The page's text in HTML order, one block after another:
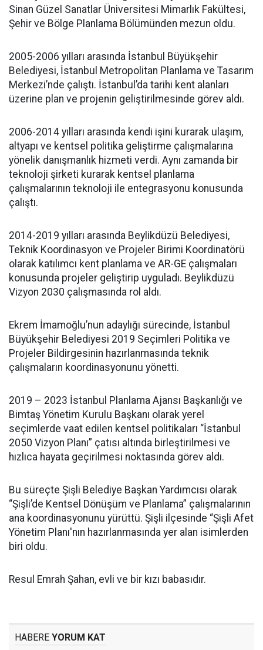
Sinan Güzel Sanatlar Üniversitesi Mimarlık Fakültesi,
Şehir ve Bölge Planlama Bölümünden mezun oldu.
2005-2006 yılları arasında İstanbul Büyükşehir
Belediyesi, İstanbul Metropolitan Planlama ve Tasarım
Merkezi’nde çalıştı. İstanbul’da tarihi kent alanları
üzerine plan ve projenin geliştirilmesinde görev aldı.
2006-2014 yılları arasında kendi işini kurarak ulaşım,
altyapı ve kentsel politika geliştirme çalışmalarına
yönelik danışmanlık hizmeti verdi. Aynı zamanda bir
teknoloji şirketi kurarak kentsel planlama
çalışmalarının teknoloji ile entegrasyonu konusunda
çalıştı.
2014-2019 yılları arasında Beylikdüzü Belediyesi,
Teknik Koordinasyon ve Projeler Birimi Koordinatörü
olarak katılımcı kent planlama ve AR-GE çalışmaları
konusunda projeler geliştirip uyguladı. Beylikdüzü
Vizyon 2030 çalışmasında rol aldı.
Ekrem İmamoğlu’nun adaylığı sürecinde, İstanbul
Büyükşehir Belediyesi 2019 Seçimleri Politika ve
Projeler Bildirgesinin hazırlanmasında teknik
çalışmaların koordinasyonunu yönetti.
2019 – 2023 İstanbul Planlama Ajansı Başkanlığı ve
Bimtaş Yönetim Kurulu Başkanı olarak yerel
seçimlerde vaat edilen kentsel politikaları “İstanbul
2050 Vizyon Planı” çatısı altında birleştirilmesi ve
hızlıca hayata geçirilmesi noktasında görev aldı.
Bu süreçte Şişli Belediye Başkan Yardımcısı olarak
“Şişli’de Kentsel Dönüşüm ve Planlama” çalışmalarının
ana koordinasyonunu yürüttü. Şişli ilçesinde “Şişli Afet
Yönetim Planı'nın hazırlanmasında yer alan isimlerden
biri oldu.
Resul Emrah Şahan, evli ve bir kızı babasıdır.
HABERE YORUM KAT